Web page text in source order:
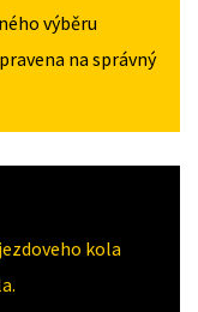
výběru
na správný
kola